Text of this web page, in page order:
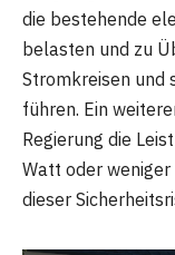
die bestehende
belasten und zu
Stromkreisen und
führen. Ein
Regierung die
Watt oder
dieser